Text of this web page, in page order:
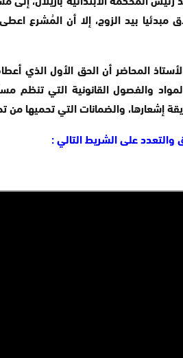
مبدئيا بيد الزوج، إلا أن المُشرع
المحاضر أن الحق الأول الذي
والفصول القانونية التي تنظم
إشعارها، والضمانات التي تحميها من
على الشريط التالي :